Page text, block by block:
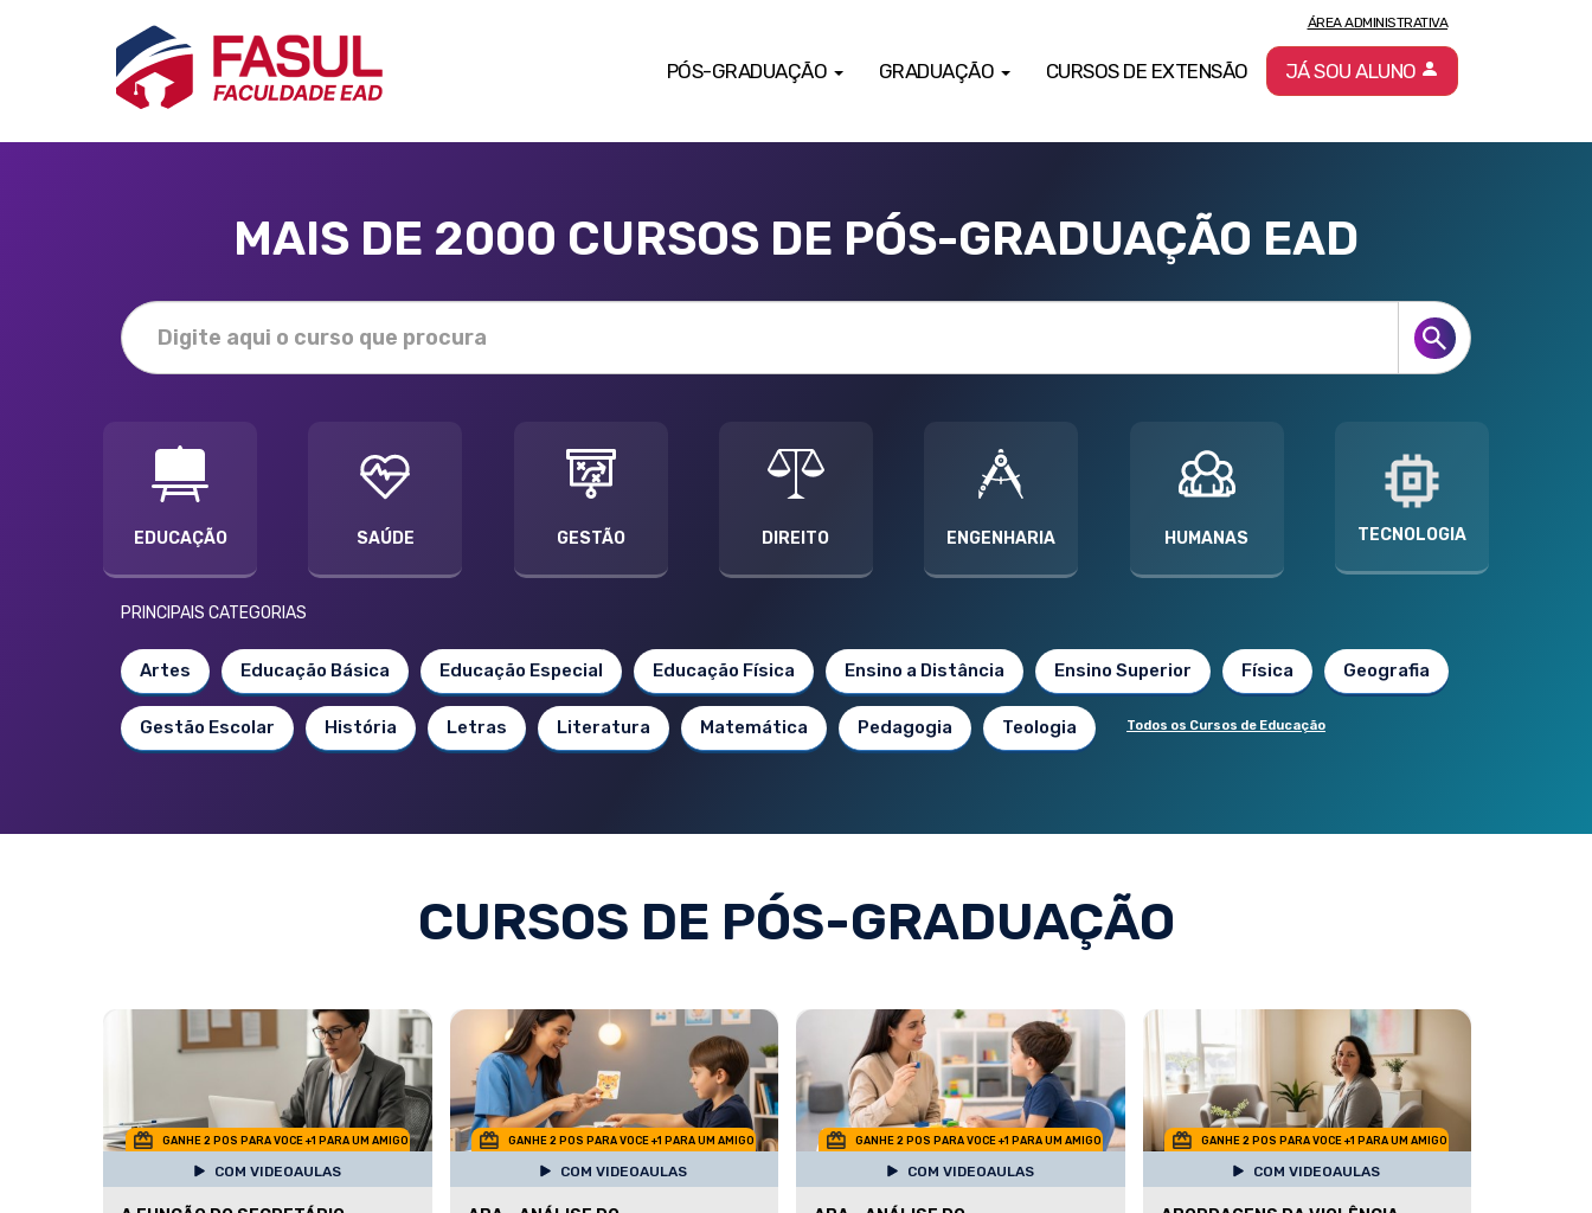
PÓS-GRADUAÇÃO GRADUAÇÃO CURSOS DE EXTENSÃO
ÁREA ADMINISTRATIVA
JÁ SOU ALUNO
MAIS DE 2000 CURSOS DE PÓS-GRADUAÇÃO EAD
EDUCAÇÃO SAÚDE GESTÃO DIREITO ENGENHARIA HUMANAS TECNOLOGIA
PRINCIPAIS CATEGORIAS
Artes Educação Básica Educação Especial Educação Física Ensino a Distância Ensino Superior Física Geografia
Gestão Escolar História Letras Literatura Matemática Pedagogia Teologia Todos os Cursos de Educação
CURSOS DE PÓS-GRADUAÇÃO
GANHE 2 POS PARA VOCE +1 PARA UM AMIGO
COM VIDEOAULAS
GANHE 2 POS PARA VOCE +1 PARA UM AMIGO
COM VIDEOAULAS
GANHE 2 POS PARA VOCE +1 PARA UM AMIGO
COM VIDEOAULAS
GANHE 2 POS PARA VOCE +1 PARA UM AMIGO
COM VIDEOAULAS